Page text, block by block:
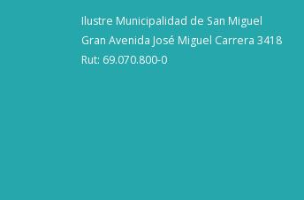
Ilustre Municipalidad de San Miguel
Gran Avenida José Miguel Carrera 3418
Rut: 69.070.800-0